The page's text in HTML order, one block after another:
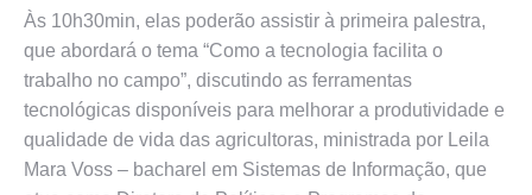
Às 10h30min, elas poderão assistir à primeira palestra,
que abordará o tema “Como a tecnologia facilita o
trabalho no campo”, discutindo as ferramentas
tecnológicas disponíveis para melhorar a produtividade e
qualidade de vida das agricultoras, ministrada por Leila
Mara Voss – bacharel em Sistemas de Informação, que